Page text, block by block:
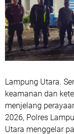
Lampung Utara.
keamanan dan
menjelang
2026, Polres
Utara menggelar